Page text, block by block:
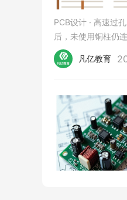
PCB设计 · 高速过孔
后，未使用铜柱仍
凡亿教育